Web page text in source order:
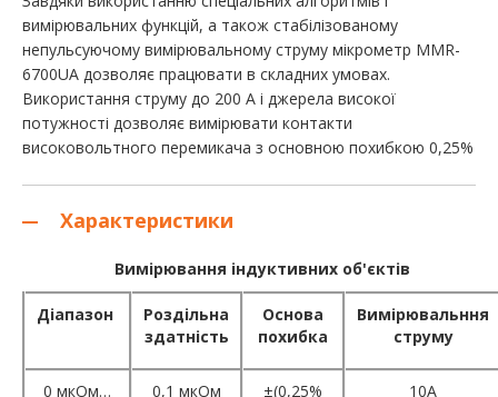
вимірювальних функцій, а також стабілізованому
непульсуючому вимірювальному струму мікрометр MMR-
6700UA дозволяє працювати в складних умовах.
Використання струму до 200 А і джерела високої
потужності дозволяє вимірювати контакти
високовольтного перемикача з основною похибкою 0,25%
Характеристики
Вимірювання індуктивних об'єктів
Діапазон
Роздільна
здатність
Основа
похибка
Вимірювальння
струму
0 мкОм… 0,1 мкОм ±(0,25% 10А